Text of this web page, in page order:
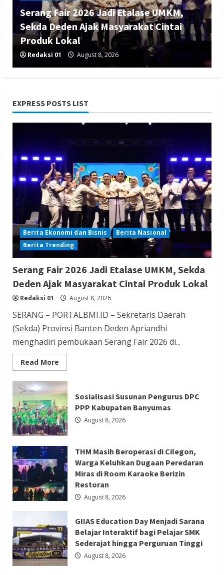
Serang Fair 2026 Jadi Etalase UMKM,
Sekda Deden Ajak Masyarakat Cintai
Produk Lokal
Redaksi 01 August 8, 2026
Berita Nasional Berita Politik
Sosialisasi Susunan Pengurus DPC PPP
Kabupaten Banyumas
Redaksi 01 August 8, 2026
Berita Hiburan
Berita Lifestyle dan Insurance
Berita Terbaru
THM Masih Beroperasi di Cilegon, Warga
Keluhkan Dugaan Peredaran Miras di
Room Karaoke Berizin Restoran
Redaksi 01 August 8, 2026
Berita Ekonomi dan Bisnis
Berita Trending
GIIAS Education Day Menjadi Sarana
Belajar Interaktif bagi Pelajar SMK
Sederajat hingga Perguruan Tinggi
Redaksi 01 August 8, 2026
Berita Ekonomi dan Bisnis
Berita Mancanegara
Berita Terbaru
Serikat Usul Perlindungan Kerja ABK
Migran Saat Taifun dalam Forum FA di
EXPRESS POSTS LIST
Berita Ekonomi dan Bisnis
Berita Nasional
Berita Trending
Serang Fair 2026 Jadi Etalase UMKM, Sekda
Deden Ajak Masyarakat Cintai Produk Lokal
Redaksi 01 August 8, 2026
SERANG – PORTALBMI.ID – Sekretaris Daerah
(Sekda) Provinsi Banten Deden Apriandhi
menghadiri pembukaan Serang Fair 2026 di...
Read More
more
Serang
Fair
2026
Jadi
Etalase
UMKM,
Sekda
Deden
Ajak
Masyarakat
Cintai
Produk
Lokal
Sosialisasi Susunan Pengurus DPC
PPP Kabupaten Banyumas
August 8, 2026
THM Masih Beroperasi di Cilegon,
Warga Keluhkan Dugaan Peredaran
Miras di Room Karaoke Berizin
Restoran
August 8, 2026
GIIAS Education Day Menjadi Sarana
Belajar Interaktif bagi Pelajar SMK
Sederajat hingga Perguruan Tinggi
August 8, 2026